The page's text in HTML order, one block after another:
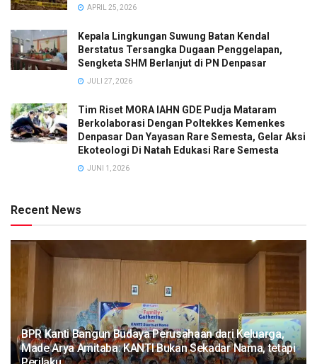
APRIL 25, 2026
Kepala Lingkungan Suwung Batan Kendal
Berstatus Tersangka Dugaan Penggelapan,
Sengketa SHM Berlanjut di PN Denpasar
JULI 27, 2026
Tim Riset MORA IAHN GDE Pudja Mataram
Berkolaborasi Dengan Poltekkes Kemenkes
Denpasar Dan Yayasan Rare Semesta, Gelar Aksi
Ekoteologi Di Natah Edukasi Rare Semesta
JUNI 1, 2026
Recent News
BPR Kanti Bangun Budaya Perusahaan dari Keluarga,
Made Arya Amitaba: KANTI Bukan Sekadar Nama, tetapi